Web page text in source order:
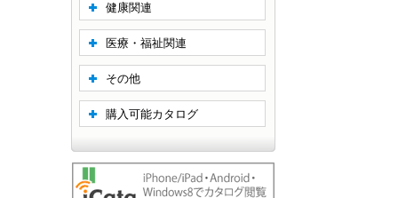
健康関連
医療・福祉関連
その他
購入可能カタログ